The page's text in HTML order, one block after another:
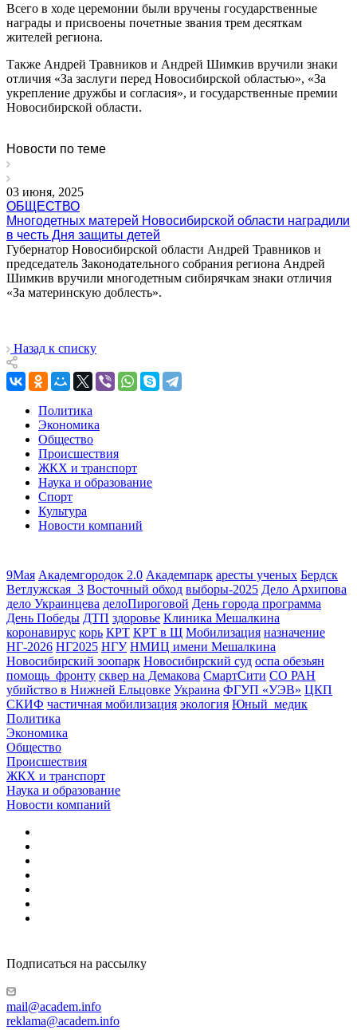
Всего в ходе церемонии были вручены государственные
награды и присвоены почетные звания трем десяткам
жителей региона.
Также Андрей Травников и Андрей Шимкив вручили знаки
отличия «За заслуги перед Новосибирской областью», «За
укрепление дружбы и согласия», и государственные премии
Новосибирской области.
Новости по теме
03 июня, 2025
ОБЩЕСТВО
Многодетных матерей Новосибирской области наградили
в честь Дня защиты детей
Губернатор Новосибирской области Андрей Травников и
председатель Законодательного собрания региона Андрей
Шимкив вручили многодетным сибирячкам знаки отличия
«За материнскую доблесть».
Назад к списку
Политика
Экономика
Общество
Происшествия
ЖКХ и транспорт
Наука и образование
Спорт
Культура
Новости компаний
9Мая Академгородок 2.0 Академпарк аресты ученых Бердск
Ветлужская_3 Восточный обход выборы-2025 Дело Архипова
дело Украинцева делоПироговой День города программа
День Победы ДТП здоровье Клиника Мешалкина
коронавирус корь КРТ КРТ в Щ Мобилизация назначение
НГ-2026 НГ2025 НГУ НМИЦ имени Мешалкина
Новосибирский зоопарк Новосибирский суд оспа обезьян
помощь_фронту сквер на Демакова СмартСити СО РАН
убийство в Нижней Ельцовке Украина ФГУП «УЭВ» ЦКП
СКИФ частичная мобилизация экология Юный_медик
Политика
Экономика
Общество
Происшествия
ЖКХ и транспорт
Наука и образование
Новости компаний
Подписаться на рассылку
mail@academ.info
reklama@academ.info